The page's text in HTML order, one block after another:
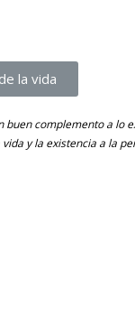
la vida
buen complemento a lo
y la existencia a la